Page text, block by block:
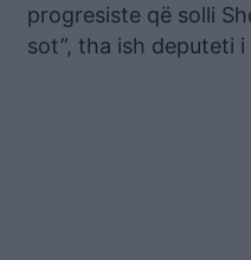
progresiste që solli
sot”, tha ish deputeti i